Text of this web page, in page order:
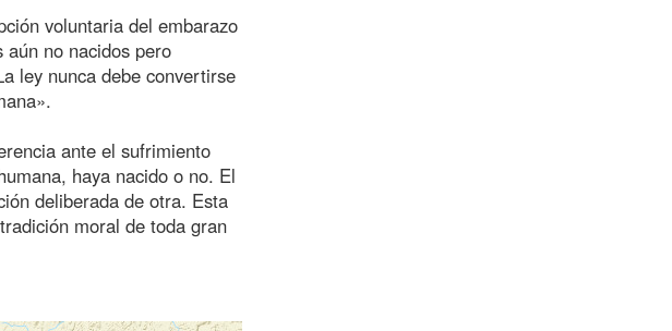
voluntaria del embarazo
no nacidos pero
ley nunca debe convertirse
ante el sufrimiento
haya nacido o no. El
deliberada de otra. Esta
moral de toda gran